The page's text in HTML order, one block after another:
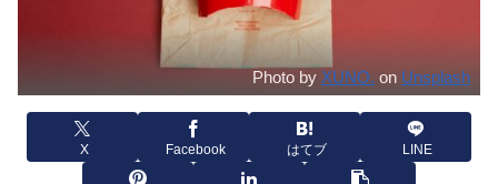
Photo by XUNO. on Unsplash
X Facebook はてブ LINE